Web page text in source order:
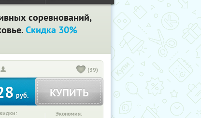
соревнований,
Скидка 30%
(39)
руб. КУПИТЬ
Экономия: